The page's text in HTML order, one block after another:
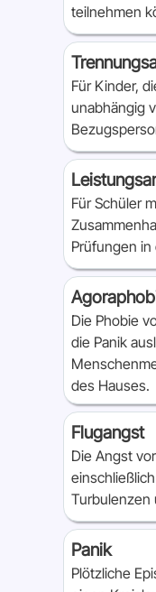
teilnehmen
Für Kinder,
unabhängig
Für Schüler
Prüfungen in
Die Phobie
die Panik
des Hauses.
Flugangst
Die Angst
Turbulenzen
Panik
Plötzliche